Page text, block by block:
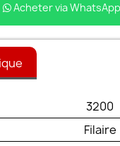
Acheter via WhatsApp
3200
Filaire